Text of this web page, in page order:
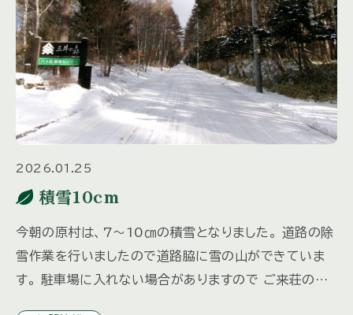
2026.01.25
積雪10cm
今朝の原村は、7～10㎝の積雪となりました。 道路の除
雪作業を行いましたので道路脇に雪の山ができていま
す。 駐車場に入れない場合がありますので ご来荘の際